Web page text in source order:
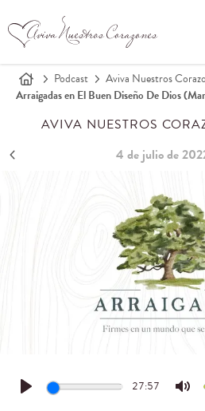
Podcast
Aviva Nuestros
Arraigadas en El Buen Diseño De Dios
AVIVA NUESTROS
4 de julio de
Play
27:57
Mute